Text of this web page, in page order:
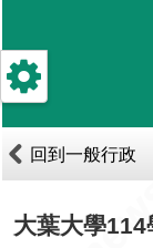
主
要
內
容